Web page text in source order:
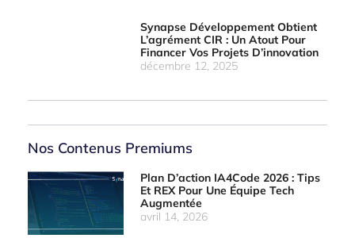
Synapse Développement Obtient
L’agrément CIR : Un Atout Pour
Financer Vos Projets D’innovation
décembre 12, 2025
Nos Contenus Premiums
Plan D’action IA4Code 2026 : Tips
Et REX Pour Une Équipe Tech
Augmentée
avril 14, 2026